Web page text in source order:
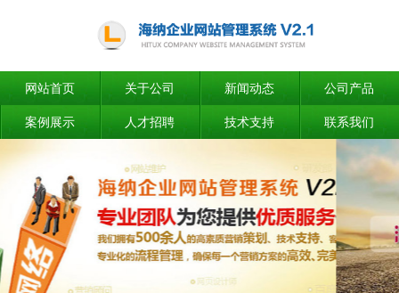
网站首页 关于公司 新闻动态 公司产品
案例展示 人才招聘 技术支持 联系我们